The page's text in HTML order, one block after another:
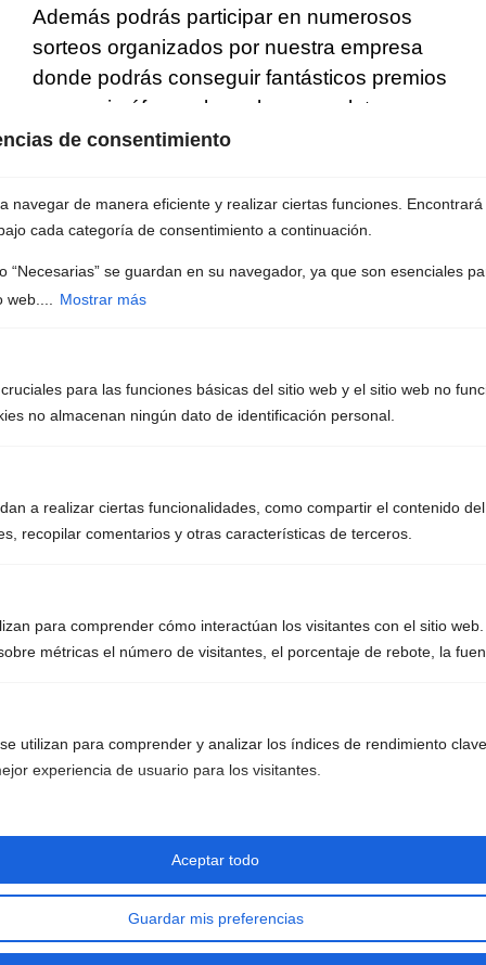
de consentimiento
navegar de manera eficiente y realizar ciertas funciones.
cada categoría de consentimiento a continuación.
“Necesarias” se guardan en su navegador, ya que son esenciales
web....
Mostrar más
para las funciones básicas del sitio web y el sitio web no
no almacenan ningún dato de identificación personal.
a realizar ciertas funcionalidades, como compartir el contenido
recopilar comentarios y otras características de terceros.
para comprender cómo interactúan los visitantes con el sitio
métricas el número de visitantes, el porcentaje de rebote, la
utilizan para comprender y analizar los índices de rendimiento
experiencia de usuario para los visitantes.
Guardar mis preferencias
Aceptar todo
Además podrás participar en numerosos
sorteos organizados por nuestra empresa
donde podrás conseguir fantásticos premios
como micrófonos, karaokes completos para
casa, las mejores reviews y unboxing de
escapar la oportunidad de unirte a nuestra
joven red. ¡te esperamos!.
Isabel Pantoja – Así fue
Luis Miguel – La Incondicional
Despacito – Luis Fonsi, Daddy Yankee